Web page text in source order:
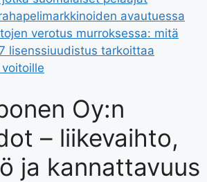
avautuessa
verotus murroksessa: mitä
lisenssiuudistus tarkoittaa
Oy:n
– liikevaihto,
ja kannattavuus